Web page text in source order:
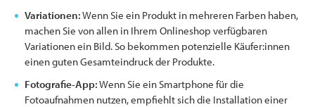
Variationen:Wenn Sie ein Produkt in mehreren Farben haben,
machen Sie von allen in Ihrem Onlineshop verfügbaren
Variationen ein Bild. So bekommen potenzielle Käufer:innen
einen guten Gesamteindruck der Produkte.
Fotografie-App:Wenn Sie ein Smartphone für die
Fotoaufnahmen nutzen, empfiehlt sich die Installation einer